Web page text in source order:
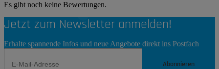
Es gibt noch keine Bewertungen.
Jetzt zum Newsletter anmelden!
Erhalte spannende Infos und neue Angebote direkt ins Postfach
Abonnieren